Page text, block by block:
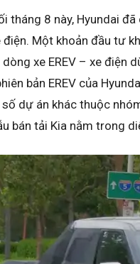
tháng 8 này, Hyundai
điện. Một khoản đầu tư
xe EREV – xe điện
bản EREV của
dự án khác thuộc
bán tải Kia nằm trong